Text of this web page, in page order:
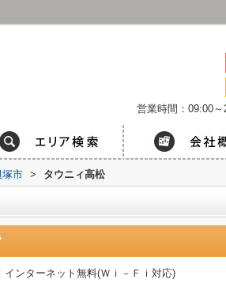
営業時間：09:00～
塚市 > タウニィ高松
ンターネット無料(Ｗｉ－Ｆｉ対応)